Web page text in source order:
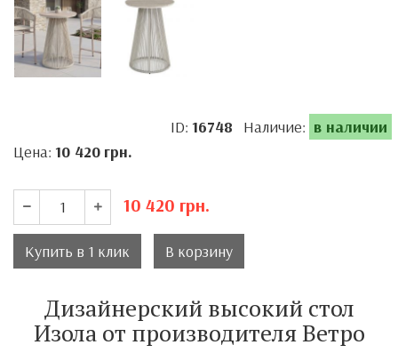
ID: 16748 Наличие: в наличии
Цена: 10 420 грн.
10 420 грн.
Купить в 1 клик В корзину
Дизайнерский высокий стол
Изола от производителя Ветро